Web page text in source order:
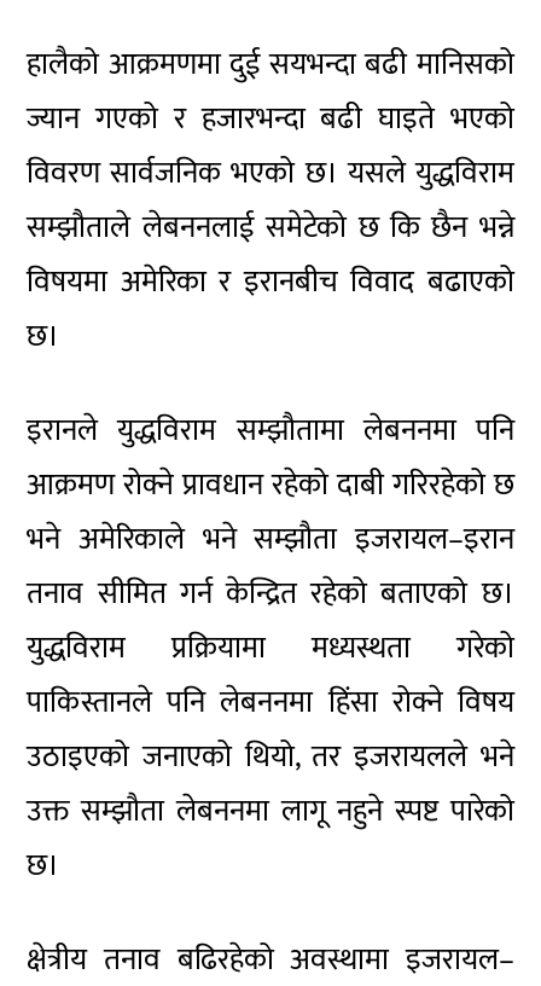
हालैको आक्रमणमा दुई सयभन्दा बढी मानिसको
ज्यान गएको र हजारभन्दा बढी घाइते भएको
विवरण सार्वजनिक भएको छ। यसले युद्धविराम
सम्झौताले लेबननलाई समेटेको छ कि छैन भन्ने
विषयमा अमेरिका र इरानबीच विवाद बढाएको
छ।
इरानले युद्धविराम सम्झौतामा लेबननमा पनि
आक्रमण रोक्ने प्रावधान रहेको दाबी गरिरहेको छ
भने अमेरिकाले भने सम्झौता इजरायल–इरान
तनाव सीमित गर्न केन्द्रित रहेको बताएको छ।
युद्धविराम प्रक्रियामा मध्यस्थता गरेको
पाकिस्तानले पनि लेबननमा हिंसा रोक्ने विषय
उठाइएको जनाएको थियो, तर इजरायलले भने
उक्त सम्झौता लेबननमा लागू नहुने स्पष्ट पारेको
छ।
क्षेत्रीय तनाव बढिरहेको अवस्थामा इजरायल–